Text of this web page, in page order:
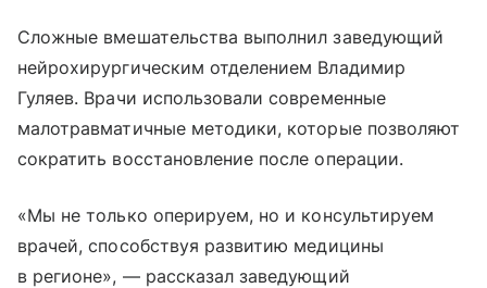
Сложные вмешательства выполнил заведующий
нейрохирургическим отделением Владимир
Гуляев. Врачи использовали современные
малотравматичные методики, которые позволяют
сократить восстановление после операции.
«Мы не только оперируем, но и консультируем
врачей, способствуя развитию медицины
в регионе», — рассказал заведующий